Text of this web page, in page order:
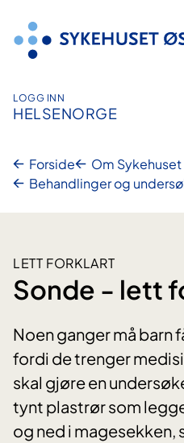
innhold
LOGG INN
HELSENORGE
Forside Om
Behandlinger og
LETT FORKLART
Sonde - lett
Noen ganger må barn
fordi de trenger
skal gjøre en
tynt plastrør som
og ned i magesekken,